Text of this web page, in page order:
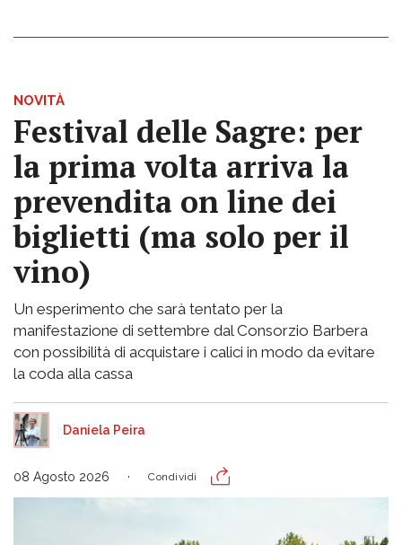
NOVITÀ
Festival delle Sagre: per
la prima volta arriva la
prevendita on line dei
biglietti (ma solo per il
vino)
Un esperimento che sarà tentato per la
manifestazione di settembre dal Consorzio Barbera
con possibilità di acquistare i calici in modo da evitare
la coda alla cassa
Daniela Peira
08 Agosto 2026 Condividi